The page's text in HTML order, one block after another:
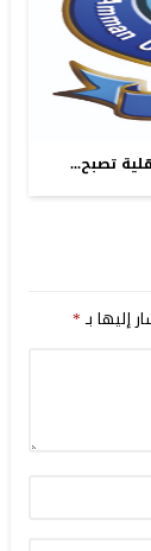
تصبح...
إليها بـ*